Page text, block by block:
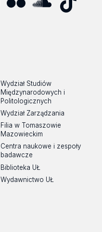
Wydział Studiów
Międzynarodowych i
Politologicznych
Wydział Zarządzania
Filia w Tomaszowie
Mazowieckim
Centra naukowe i zespoły
badawcze
Biblioteka UŁ
Wydawnictwo UŁ